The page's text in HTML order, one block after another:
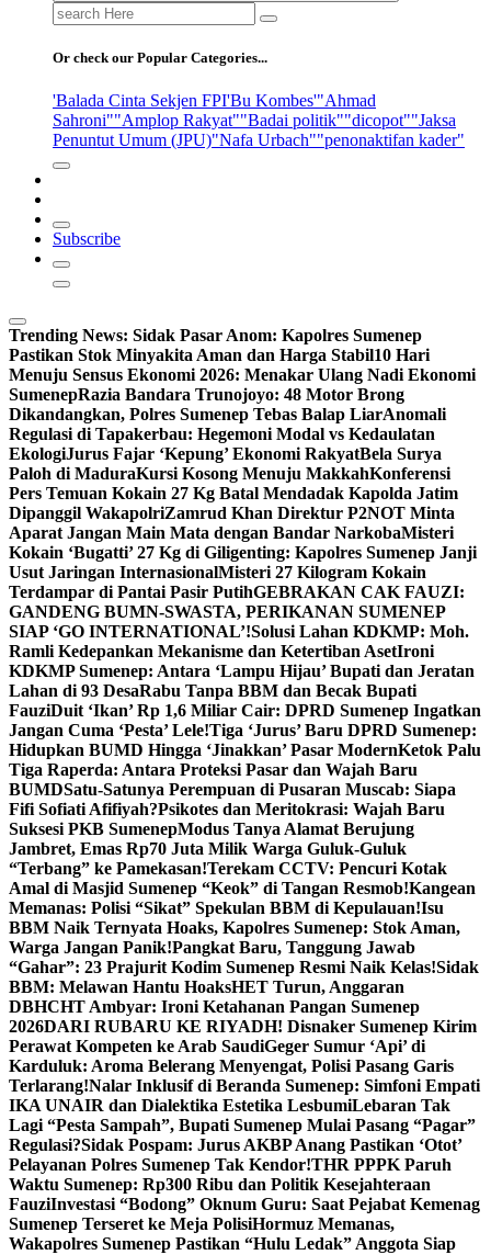
Search
for:
Or check our Popular Categories...
'Balada Cinta Sekjen FPI'Bu Kombes'"Ahmad
Sahroni""Amplop Rakyat""Badai politik""dicopot""Jaksa
Penuntut Umum (JPU)"Nafa Urbach""penonaktifan kader"
Subscribe
Trending News: Sidak Pasar Anom: Kapolres Sumenep
Pastikan Stok Minyakita Aman dan Harga Stabil10 Hari
Menuju Sensus Ekonomi 2026: Menakar Ulang Nadi Ekonomi
SumenepRazia Bandara Trunojoyo: 48 Motor Brong
Dikandangkan, Polres Sumenep Tebas Balap LiarAnomali
Regulasi di Tapakerbau: Hegemoni Modal vs Kedaulatan
EkologiJurus Fajar ‘Kepung’ Ekonomi RakyatBela Surya
Paloh di MaduraKursi Kosong Menuju MakkahKonferensi
Pers Temuan Kokain 27 Kg Batal Mendadak Kapolda Jatim
Dipanggil WakapolriZamrud Khan Direktur P2NOT Minta
Aparat Jangan Main Mata dengan Bandar NarkobaMisteri
Kokain ‘Bugatti’ 27 Kg di Giligenting: Kapolres Sumenep Janji
Usut Jaringan InternasionalMisteri 27 Kilogram Kokain
Terdampar di Pantai Pasir PutihGEBRAKAN CAK FAUZI:
GANDENG BUMN-SWASTA, PERIKANAN SUMENEP
SIAP ‘GO INTERNATIONAL’!Solusi Lahan KDKMP: Moh.
Ramli Kedepankan Mekanisme dan Ketertiban AsetIroni
KDKMP Sumenep: Antara ‘Lampu Hijau’ Bupati dan Jeratan
Lahan di 93 DesaRabu Tanpa BBM dan Becak Bupati
FauziDuit ‘Ikan’ Rp 1,6 Miliar Cair: DPRD Sumenep Ingatkan
Jangan Cuma ‘Pesta’ Lele!Tiga ‘Jurus’ Baru DPRD Sumenep:
Hidupkan BUMD Hingga ‘Jinakkan’ Pasar ModernKetok Palu
Tiga Raperda: Antara Proteksi Pasar dan Wajah Baru
BUMDSatu-Satunya Perempuan di Pusaran Muscab: Siapa
Fifi Sofiati Afifiyah?Psikotes dan Meritokrasi: Wajah Baru
Suksesi PKB SumenepModus Tanya Alamat Berujung
Jambret, Emas Rp70 Juta Milik Warga Guluk-Guluk
“Terbang” ke Pamekasan!Terekam CCTV: Pencuri Kotak
Amal di Masjid Sumenep “Keok” di Tangan Resmob!Kangean
Memanas: Polisi “Sikat” Spekulan BBM di Kepulauan!Isu
BBM Naik Ternyata Hoaks, Kapolres Sumenep: Stok Aman,
Warga Jangan Panik!Pangkat Baru, Tanggung Jawab
“Gahar”: 23 Prajurit Kodim Sumenep Resmi Naik Kelas!Sidak
BBM: Melawan Hantu HoaksHET Turun, Anggaran
DBHCHT Ambyar: Ironi Ketahanan Pangan Sumenep
2026DARI RUBARU KE RIYADH! Disnaker Sumenep Kirim
Perawat Kompeten ke Arab SaudiGeger Sumur ‘Api’ di
Karduluk: Aroma Belerang Menyengat, Polisi Pasang Garis
Terlarang!Nalar Inklusif di Beranda Sumenep: Simfoni Empati
IKA UNAIR dan Dialektika Estetika LesbumiLebaran Tak
Lagi “Pesta Sampah”, Bupati Sumenep Mulai Pasang “Pagar”
Regulasi?Sidak Pospam: Jurus AKBP Anang Pastikan ‘Otot’
Pelayanan Polres Sumenep Tak Kendor!THR PPPK Paruh
Waktu Sumenep: Rp300 Ribu dan Politik Kesejahteraan
FauziInvestasi “Bodong” Oknum Guru: Saat Pejabat Kemenag
Sumenep Terseret ke Meja PolisiHormuz Memanas,
Wakapolres Sumenep Pastikan “Hulu Ledak” Anggota Siap